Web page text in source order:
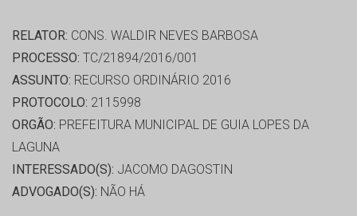
RELATOR: CONS. WALDIR NEVES BARBOSA
PROCESSO: TC/21894/2016/001
ASSUNTO: RECURSO ORDINÁRIO 2016
PROTOCOLO: 2115998
ORGÃO: PREFEITURA MUNICIPAL DE GUIA LOPES DA
LAGUNA
INTERESSADO(S): JACOMO DAGOSTIN
ADVOGADO(S): NÃO HÁ